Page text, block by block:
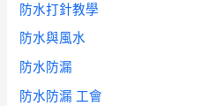
防水打針教學
防水與風水
防水防漏
防水防漏 工會